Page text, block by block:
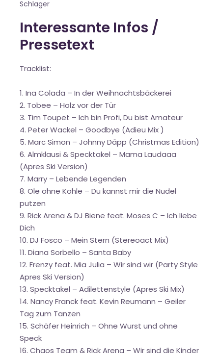
Schlager
Interessante Infos /
Pressetext
Tracklist:
1. Ina Colada – In der Weihnachtsbäckerei
2. Tobee – Holz vor der Tür
3. Tim Toupet – Ich bin Profi, Du bist Amateur
4. Peter Wackel – Goodbye (Adieu Mix )
5. Marc Simon – Johnny Däpp (Christmas Edition)
6. Almklausi & Specktakel – Mama Laudaaa
(Apres Ski Version)
7. Marry – Lebende Legenden
8. Ole ohne Kohle – Du kannst mir die Nudel
putzen
9. Rick Arena & DJ Biene feat. Moses C – Ich liebe
Dich
10. DJ Fosco – Mein Stern (Stereoact Mix)
11. Diana Sorbello – Santa Baby
12. Frenzy feat. Mia Julia – Wir sind wir (Party Style
Apres Ski Version)
13. Specktakel – Adilettenstyle (Apres Ski Mix)
14. Nancy Franck feat. Kevin Reumann – Geiler
Tag zum Tanzen
15. Schäfer Heinrich – Ohne Wurst und ohne
Speck
16. Chaos Team & Rick Arena – Wir sind die Kinder